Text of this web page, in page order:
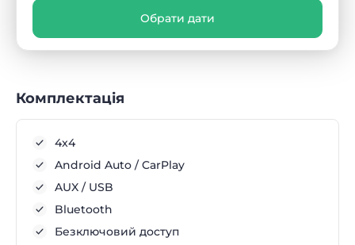
Обрати дати
Комплектація
4x4
Android Auto / CarPlay
AUX / USB
Bluetooth
Безключовий доступ